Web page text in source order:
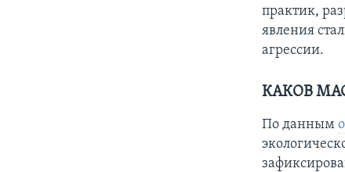
практик,
явления
агрессии.
КАКОВ
По данным